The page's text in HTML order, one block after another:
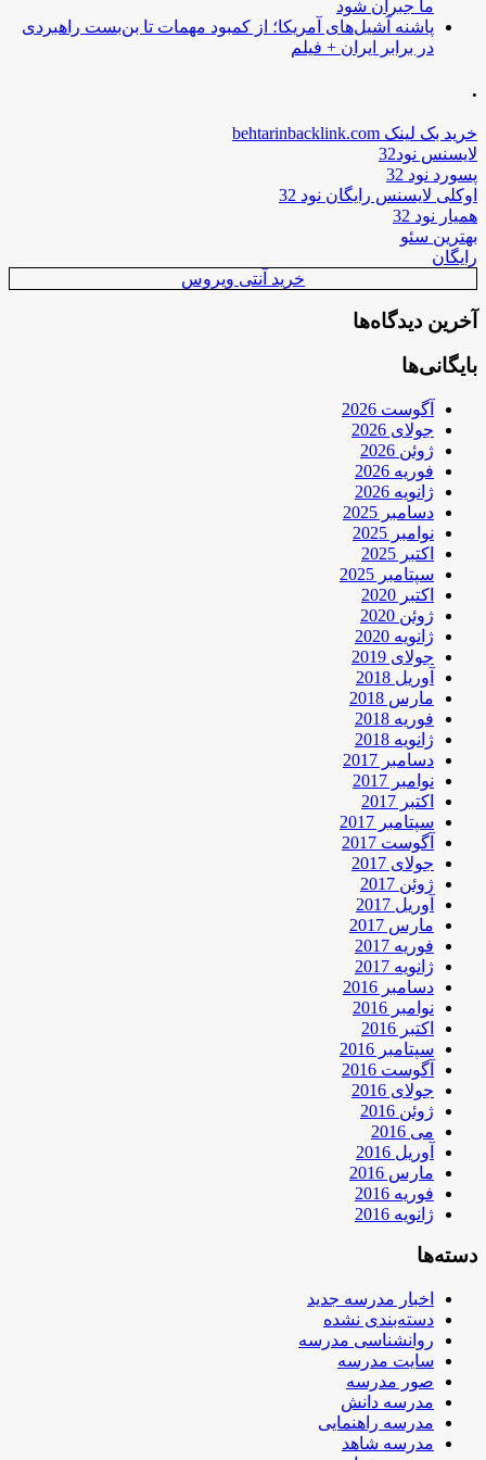
ما جبران شود
پاشنه آشیل‌های آمریکا؛ از کمبود مهمات تا بن‌بست راهبردی
در برابر ایران + فیلم
.
خرید بک لینک behtarinbacklink.com
لایسنس نود32
پسورد نود 32
اوکلی لایسنس رایگان نود 32
همیار نود 32
بهترین سئو
رایگان
خرید آنتی ویروس
آخرین دیدگاه‌ها
بایگانی‌ها
آگوست 2026
جولای 2026
ژوئن 2026
فوریه 2026
ژانویه 2026
دسامبر 2025
نوامبر 2025
اکتبر 2025
سپتامبر 2025
اکتبر 2020
ژوئن 2020
ژانویه 2020
جولای 2019
آوریل 2018
مارس 2018
فوریه 2018
ژانویه 2018
دسامبر 2017
نوامبر 2017
اکتبر 2017
سپتامبر 2017
آگوست 2017
جولای 2017
ژوئن 2017
آوریل 2017
مارس 2017
فوریه 2017
ژانویه 2017
دسامبر 2016
نوامبر 2016
اکتبر 2016
سپتامبر 2016
آگوست 2016
جولای 2016
ژوئن 2016
می 2016
آوریل 2016
مارس 2016
فوریه 2016
ژانویه 2016
دسته‌ها
اخبار مدرسه جدید
دسته‌بندی نشده
روانشناسی مدرسه
سایت مدرسه
صور مدرسه
مدرسه دانش
مدرسه راهنمایی
مدرسه شاهد